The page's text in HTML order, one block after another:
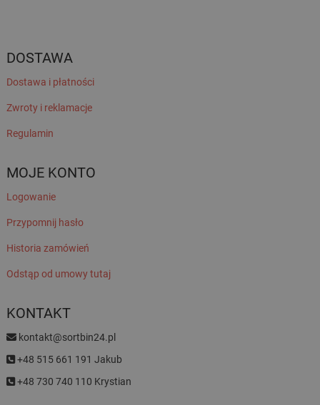
DOSTAWA
Dostawa i płatności
Zwroty i reklamacje
Regulamin
MOJE KONTO
Logowanie
Przypomnij hasło
Historia zamówień
Odstąp od umowy tutaj
KONTAKT
kontakt@sortbin24.pl
+48 515 661 191 Jakub
+48 730 740 110 Krystian